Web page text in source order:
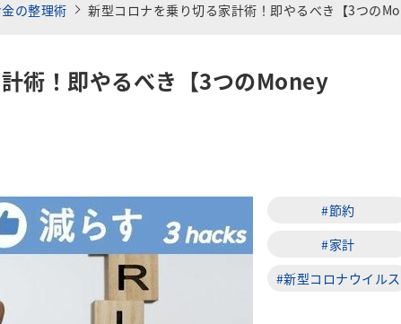
の整理術 新型コロナを乗り切る家計術！即やるべき【3つのMoney Hack
術！即やるべき【3つのMoney
#節約
#家計
#新型コロナウイルス